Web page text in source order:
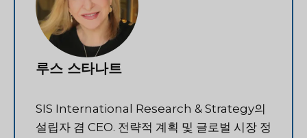
루스 스타나트
SIS International Research & Strategy의
설립자 겸 CEO. 전략적 계획 및 글로벌 시장 정